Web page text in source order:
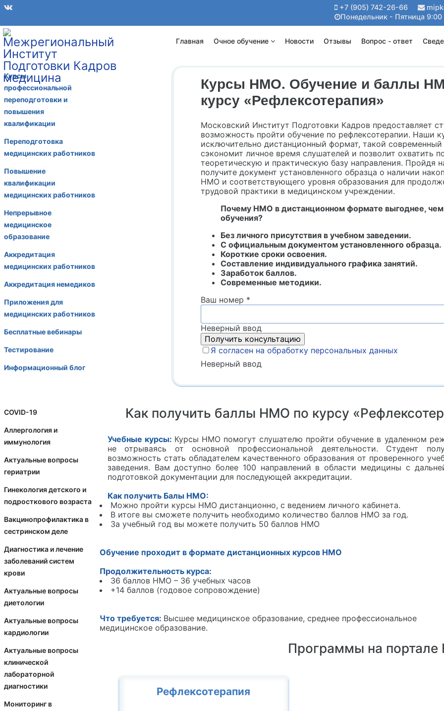
+7 (905) 742-26-66
Понедельник - Пятница 9:00
Главная Очное обучение Новости Отзывы Вопрос - ответ
Курсы
профессиональной
переподготовки и
повышения
квалификации
Переподготовка
медицинских работников
Повышение
квалификации
медицинских работников
Непрерывное
медицинское
образование
Аккредитация
медицинских работников
Аккредитация немедиков
Приложения для
медицинских работников
Бесплатные вебинары
Тестирование
Информационный блог
COVID-19
Аллергология и
иммунология
Актуальные вопросы
гериатрии
Гинекология детского и
подросткового возраста
Вакцинопрофилактика в
сестринском деле
Диагностика и лечение
заболеваний систем
крови
Актуальные вопросы
диетологии
Актуальные вопросы
кардиологии
Актуальные вопросы
клинической
лабораторной
диагностики
Мониторинг в
Курсы НМО. Обучение и баллы
курсу «Рефлексотерапия»
Московский Институт Подготовки Кадров предоставляет
возможность пройти обучение по рефлексотерапии. Наши
исключительно дистанционный формат, такой современный
сэкономит личное время слушателей и позволит охватить
теоретическую и практическую базу направления. Пройдя
получите документ установленного образца о наличии
НМО и соответствующего уровня образования для
трудовой практики в медицинском учреждении.
Почему НМО в дистанционном формате выгоднее,
обучения?
Без личного присутствия в учебном заведении.
С официальным документом установленного образца.
Короткие сроки освоения.
Составление индивидуального графика занятий.
Заработок баллов.
Современные методики.
Ваш номер *
Неверный ввод
Я согласен на обработку персональных данных
Неверный ввод
Как получить баллы НМО по курсу
Учебные курсы: Курсы НМО помогут слушателю пройти обучение в удаленном
не отрываясь от основной профессиональной деятельности. Студент
возможность стать обладателем качественного образования от проверенного
заведения. Вам доступно более 100 направлений в области медицины с
подготовкой документации для последующей аккредитации.
Как получить Балы НМО:
Можно пройти курсы НМО дистанционно, с ведением личного кабинета.
В итоге вы сможете получить необходимо количество баллов НМО за год.
За учебный год вы можете получить 50 баллов НМО
Обучение проходит в формате дистанционных курсов НМО
Продолжительность курса:
36 баллов НМО – 36 учебных часов
+14 баллов (годовое сопровождение)
Что требуется: Высшее медицинское образование, среднее профессиональное
медицинское образование.
Программы на
Рефлексотерапия